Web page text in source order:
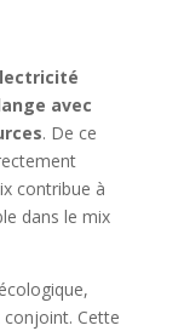
avec
. De ce
contribue à
dans le mix
conjoint. Cette